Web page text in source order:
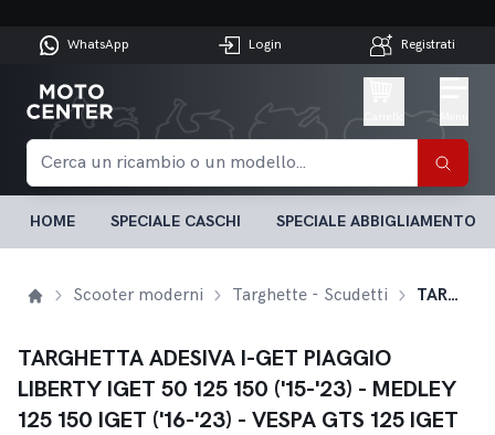
WhatsApp Login Registrati
HOME SPECIALE CASCHI SPECIALE ABBIGLIAMENTO
Scooter moderni Targhette - Scudetti TARGHETTA ADESIVA I-GET PIAGGIO LIBERTY IGET 50 125 150 ('15-'23) - MEDLEY 125 150 IGET ('16-'23) - VESPA GTS 125 IGET ('16-'23)
TARGHETTA ADESIVA I-GET PIAGGIO
LIBERTY IGET 50 125 150 ('15-'23) - MEDLEY
125 150 IGET ('16-'23) - VESPA GTS 125 IGET